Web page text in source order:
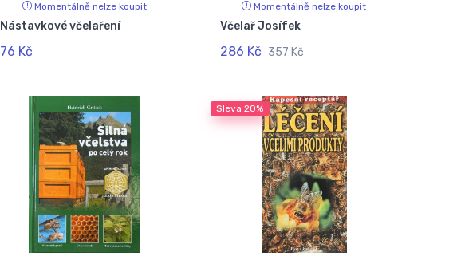
Momentálně nelze koupit
Nástavkové včelaření
76 Kč
Momentálně nelze koupit
Včelař Josífek
286 Kč 357 Kč
Sleva20%